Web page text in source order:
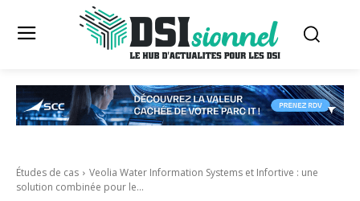
Études de cas
Veolia Water Information Systems et Infortive : une
solution combinée pour le...